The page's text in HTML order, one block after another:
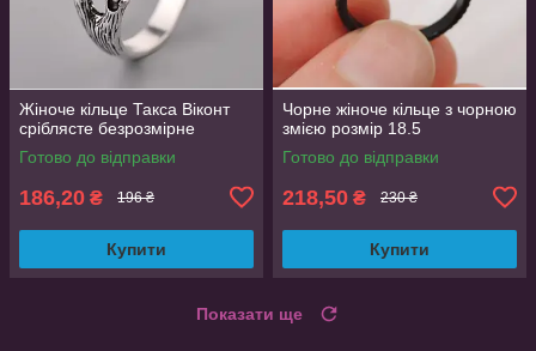
Жіноче кільце Такса Віконт
сріблясте безрозмірне
Готово до відправки
186,20 ₴ 196 ₴
Купити
Чорне жіноче кільце з чорною
змією розмір 18.5
Готово до відправки
218,50 ₴ 230 ₴
Купити
Показати ще